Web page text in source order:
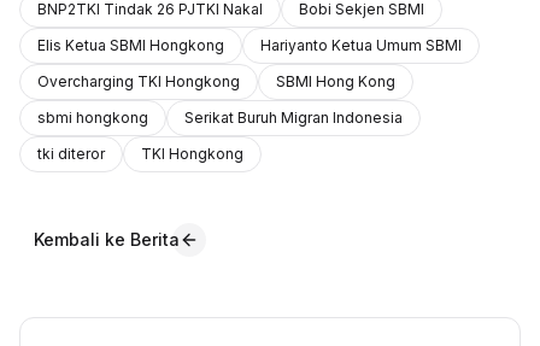
BNP2TKI Tindak 26 PJTKI Nakal
Bobi Sekjen SBMI
Elis Ketua SBMI Hongkong
Hariyanto Ketua Umum SBMI
Overcharging TKI Hongkong
SBMI Hong Kong
sbmi hongkong
Serikat Buruh Migran Indonesia
tki diteror
TKI Hongkong
Kembali ke Berita